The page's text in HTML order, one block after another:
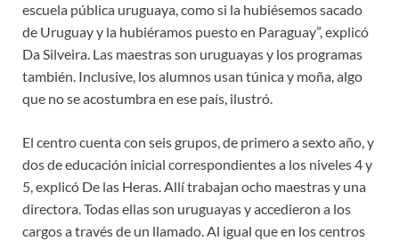
escuela pública uruguaya, como si la hubiésemos sacado
de Uruguay y la hubiéramos puesto en Paraguay”, explicó
Da Silveira. Las maestras son uruguayas y los programas
también. Inclusive, los alumnos usan túnica y moña, algo
que no se acostumbra en ese país, ilustró.
El centro cuenta con seis grupos, de primero a sexto año, y
dos de educación inicial correspondientes a los niveles 4 y
5, explicó De las Heras. Allí trabajan ocho maestras y una
directora. Todas ellas son uruguayas y accedieron a los
cargos a través de un llamado. Al igual que en los centros